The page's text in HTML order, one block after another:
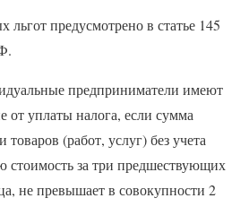
предусмотрено в статье 145
предприниматели имеют
от уплаты налога, если сумма
(работ, услуг) без учета
стоимость за три предшествующих
не превышает в совокупности 2